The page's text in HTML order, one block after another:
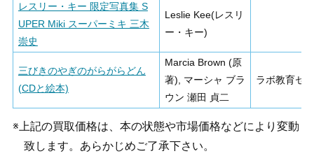
レスリー・キー 限定写真集 S
UPER Miki スーパーミキ 三木
崇史
Leslie Kee(レスリ
ー・キー)
三びきのやぎのがらがらどん
(CDと絵本)
Marcia Brown (原
著), マーシャ ブラ
ウン 瀬田 貞二
ラボ教育セ
※上記の買取価格は、本の状態や市場価格などにより変動
致します。あらかじめご了承下さい。